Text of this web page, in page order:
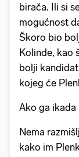
birača. Ili si
mogućnost
Škoro bio
Kolinde, kao
bolji
kojeg će
Ako ga
Nema
kako im